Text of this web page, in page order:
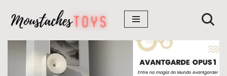
Avançar
para
conteúdo